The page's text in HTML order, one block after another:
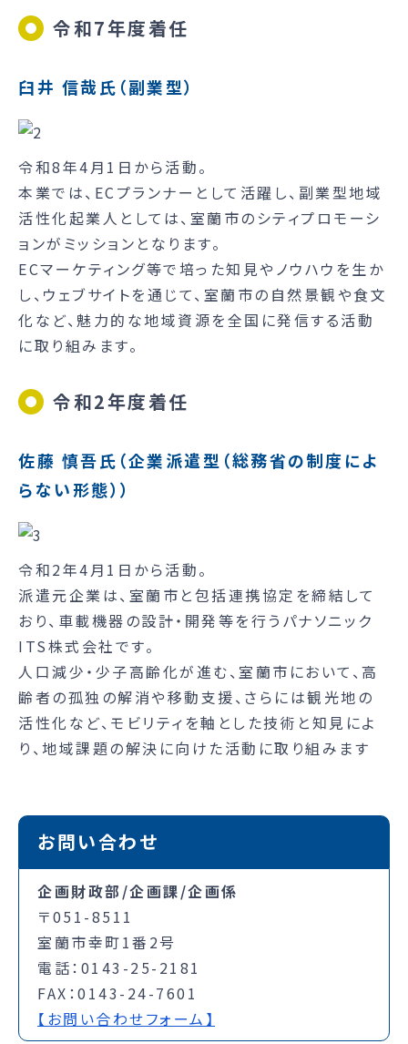
令和7年度着任
臼井 信哉氏（副業型）
令和8年4月1日から活動。
本業では、ECプランナーとして活躍し、副業型地域
活性化起業人としては、室蘭市のシティプロモーシ
ョンがミッションとなります。
ECマーケティング等で培った知見やノウハウを生か
し、ウェブサイトを通じて、室蘭市の自然景観や食文
化など、魅力的な地域資源を全国に発信する活動
に取り組みます。
令和2年度着任
佐藤 慎吾氏（企業派遣型（総務省の制度によ
らない形態））
令和2年4月1日から活動。
派遣元企業は、室蘭市と包括連携協定を締結して
おり、車載機器の設計‧開発等を行うパナソニック
ITS株式会社です。
人口減少‧少子高齢化が進む、室蘭市において、高
齢者の孤独の解消や移動支援、さらには観光地の
活性化など、モビリティを軸とした技術と知見によ
り、地域課題の解決に向けた活動に取り組みます
お問い合わせ
企画財政部/企画課/企画係
〒051-8511
室蘭市幸町1番2号
電話：0143-25-2181
FAX：0143-24-7601
【お問い合わせフォーム】